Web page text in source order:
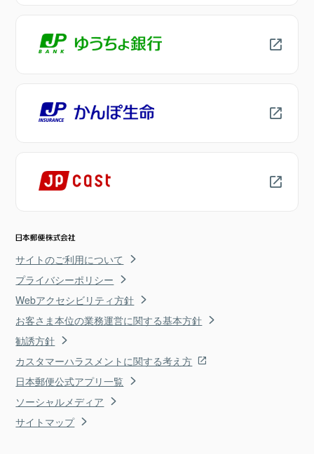
サイトのご利用について
プライバシーポリシー
Webアクセシビリティ方針
お客さま本位の業務運営に関する基本方針
勧誘方針
カスタマーハラスメントに関する考え方
日本郵便公式アプリ一覧
ソーシャルメディア
サイトマップ